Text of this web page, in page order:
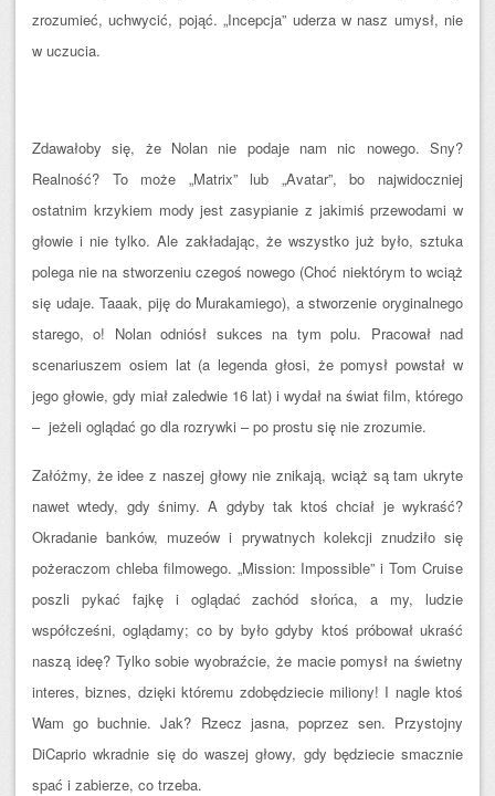
zrozumieć, uchwycić, pojąć. „Incepcja” uderza w nasz umysł, nie
w uczucia.
Zdawałoby się, że Nolan nie podaje nam nic nowego. Sny?
Realność? To może „Matrix” lub „Avatar”, bo najwidoczniej
ostatnim krzykiem mody jest zasypianie z jakimiś przewodami w
głowie i nie tylko. Ale zakładając, że wszystko już było, sztuka
polega nie na stworzeniu czegoś nowego (Choć niektórym to wciąż
się udaje. Taaak, piję do Murakamiego), a stworzenie oryginalnego
starego, o! Nolan odniósł sukces na tym polu. Pracował nad
scenariuszem osiem lat (a legenda głosi, że pomysł powstał w
jego głowie, gdy miał zaledwie 16 lat) i wydał na świat film, którego
– jeżeli oglądać go dla rozrywki – po prostu się nie zrozumie.
Załóżmy, że idee z naszej głowy nie znikają, wciąż są tam ukryte
nawet wtedy, gdy śnimy. A gdyby tak ktoś chciał je wykraść?
Okradanie banków, muzeów i prywatnych kolekcji znudziło się
pożeraczom chleba filmowego. „Mission: Impossible” i Tom Cruise
poszli pykać fajkę i oglądać zachód słońca, a my, ludzie
współcześni, oglądamy; co by było gdyby ktoś próbował ukraść
naszą ideę? Tylko sobie wyobraźcie, że macie pomysł na świetny
interes, biznes, dzięki któremu zdobędziecie miliony! I nagle ktoś
Wam go buchnie. Jak? Rzecz jasna, poprzez sen. Przystojny
DiCaprio wkradnie się do waszej głowy, gdy będziecie smacznie
spać i zabierze, co trzeba.